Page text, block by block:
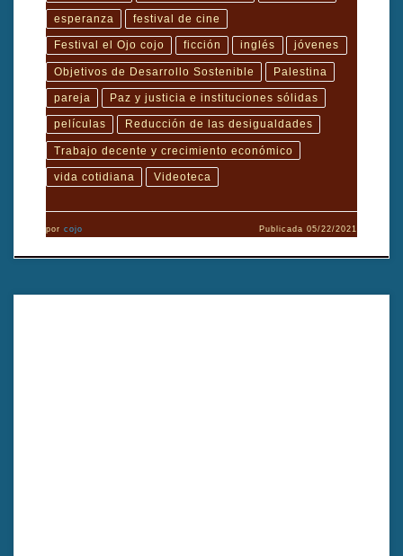
esperanza festival de cine
Festival el Ojo cojo ficción inglés jóvenes
Objetivos de Desarrollo Sostenible Palestina
pareja Paz y justicia e instituciones sólidas
películas Reducción de las desigualdades
Trabajo decente y crecimiento económico
vida cotidiana Videoteca
por cojo Publicada05/22/2021